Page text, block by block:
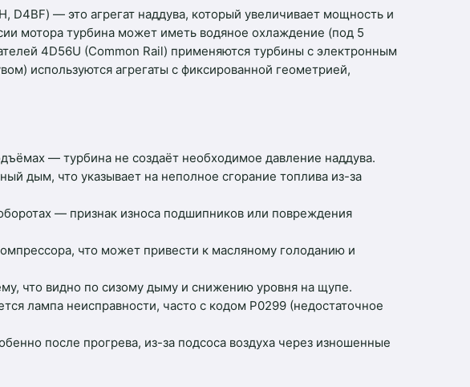
— это агрегат наддува, который увеличивает мощность и
мотора турбина может иметь водяное охлаждение (под 5
4D56U (Common Rail) применяются турбины с электронным
используются агрегаты с фиксированной геометрией,
— турбина не создаёт необходимое давление наддува.
дым, что указывает на неполное сгорание топлива из-за
— признак износа подшипников или повреждения
что может привести к масляному голоданию и
что видно по сизому дыму и снижению уровня на щупе.
лампа неисправности, часто с кодом P0299 (недостаточное
после прогрева, из-за подсоса воздуха через изношенные